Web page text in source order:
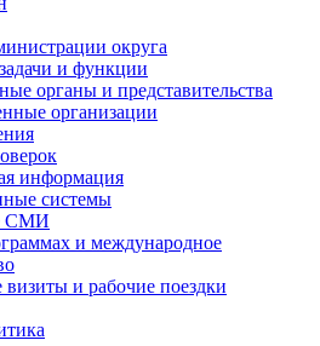
округа
и функции
органы и представительства
организации
информация
системы
СМИ
и международное
и рабочие поездки